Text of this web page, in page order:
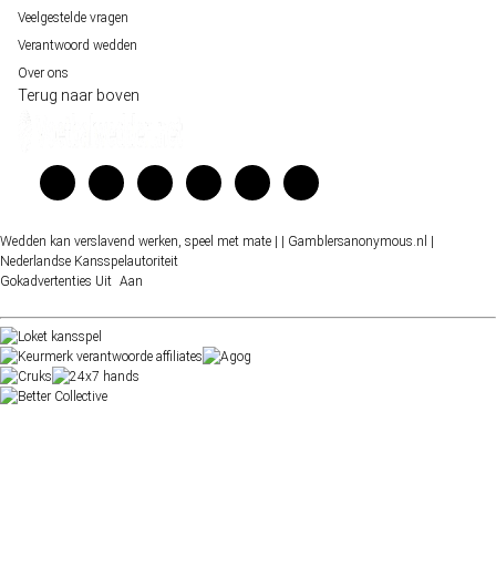
Veelgestelde vragen
Verantwoord wedden
Over ons
Terug naar boven
Wedden kan verslavend werken, speel met mate | | Gamblersanonymous.nl
Nederlandse Kansspelautoriteit
Gokadvertenties Uit Aan